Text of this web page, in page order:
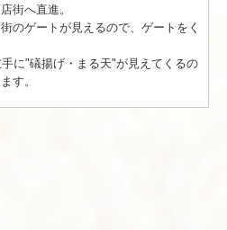
街へ直進。
のゲートが見えるので、ゲートをく
に"礒揚げ・まる天"が見えてくるの
す。